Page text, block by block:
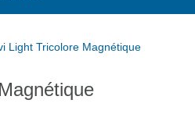
Light Tricolore Magnétique